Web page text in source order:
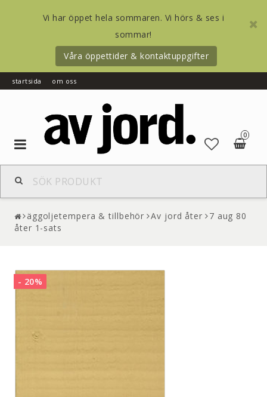
Vi har öppet hela sommaren. Vi hörs & ses i
sommar!
Våra öppettider & kontaktuppgifter
startsida om oss
0
Toggle
navigation
äggoljetempera & tillbehör Av jord åter
7 aug 80
åter 1-sats
- 20%